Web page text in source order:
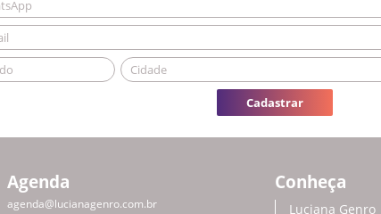
Cadastrar
Agenda
agenda@lucianagenro.com.br
Conheça
Luciana Genro